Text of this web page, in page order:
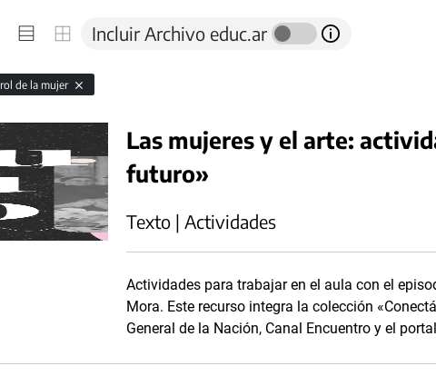
Incluir Archivo educ.ar
rol de la mujer
Las mujeres y el arte:
futuro»
Texto | Actividades
Actividades para trabajar en el aula con el
Mora. Este recurso integra la colección
General de la Nación, Canal Encuentro y el